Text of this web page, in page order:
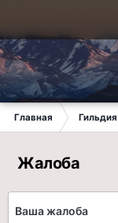
Главная
Жалоба
Ваша жалоба